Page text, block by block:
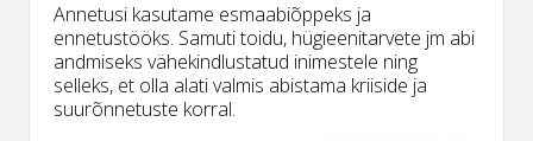
Annetusi kasutame esmaabiõppeks ja
ennetustööks. Samuti toidu, hügieenitarvete jm abi
andmiseks vähekindlustatud inimestele ning
selleks, et olla alati valmis abistama kriiside ja
suurõnnetuste korral.